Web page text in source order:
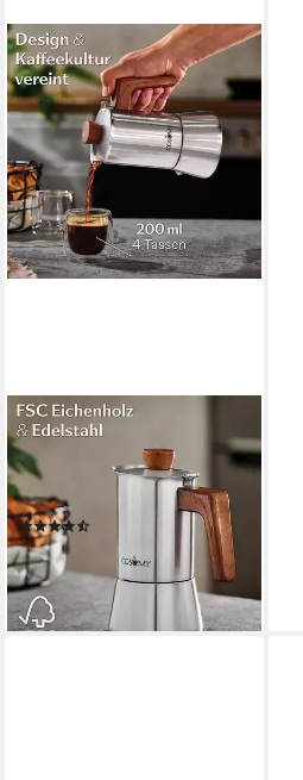
COSUMY
Espressokocher,
Induktionsgeeignet, FSC-
zertifiziertes Eichenholz
23,99 €
-35%
lieferbar - in 2-3 Werktagen bei dir